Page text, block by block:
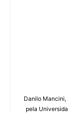
Danilo Mancini,
pela